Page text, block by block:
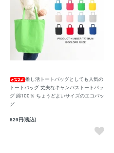
推し活トートバッグとしても人気の
トートバッグ 丈夫なキャンバストートバッ
グ 綿100％ ちょうどよいサイズのエコバッ
グ
829円(税込)